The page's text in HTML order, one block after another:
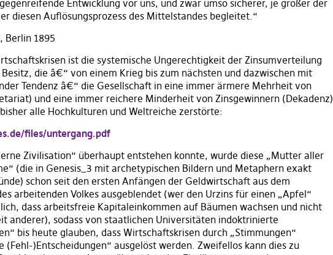
Entwicklung vor uns, und zwar umso sicherer, je größer der
diesen Auflösungsprozess des Mittelstandes begleitet.“
Berlin 1895
ist die systemische Ungerechtigkeit der Zinsumverteilung
die â€“ von einem Krieg bis zum nächsten und dazwischen mit
Tendenz â€“ die Gesellschaft in eine immer ärmere Mehrheit von
und eine immer reichere Minderheit von Zinsgewinnern (Dekadenz)
alle Hochkulturen und Weltreiche zerstörte:
files/untergang.pdf
Zivilisation“ überhaupt entstehen konnte, wurde diese „Mutter aller
(die in Genesis_3 mit archetypischen Bildern und Metaphern exakt
schon seit den ersten Anfängen der Geldwirtschaft aus dem
arbeitenden Volkes ausgeblendet (wer den Urzins für einen „Apfel“
dass arbeitsfreie Kapitaleinkommen auf Bäumen wachsen und nicht
anderer), sodass von staatlichen Universitäten indoktrinierte
bis heute glauben, dass Wirtschaftskrisen durch „Stimmungen“
(Fehl-)Entscheidungen“ ausgelöst werden. Zweifellos kann dies zu